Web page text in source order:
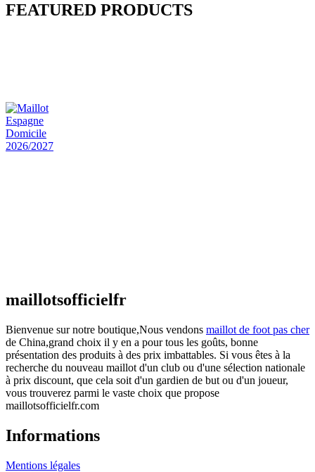
FEATURED PRODUCTS
maillotsofficielfr
Bienvenue sur notre boutique,Nous vendons maillot de foot pas cher
de China,grand choix il y en a pour tous les goûts, bonne
présentation des produits à des prix imbattables. Si vous êtes à la
recherche du nouveau maillot d'un club ou d'une sélection nationale
à prix discount, que cela soit d'un gardien de but ou d'un joueur,
vous trouverez parmi le vaste choix que propose
maillotsofficielfr.com
Informations
Mentions légales